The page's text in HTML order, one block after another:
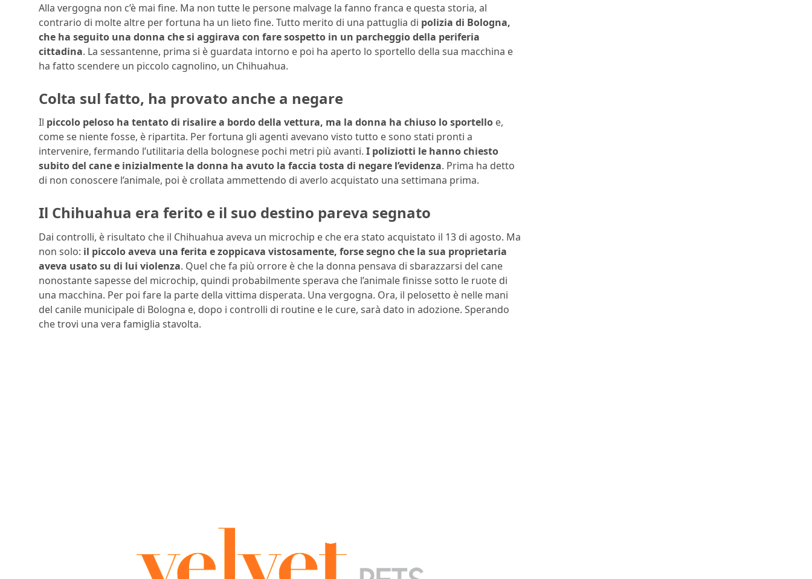
Alla vergogna non c’è mai fine. Ma non tutte le persone malvage la fanno franca e questa storia, al
contrario di molte altre per fortuna ha un lieto fine. Tutto merito di una pattuglia di polizia di Bologna,
che ha seguito una donna che si aggirava con fare sospetto in un parcheggio della periferia
cittadina. La sessantenne, prima si è guardata intorno e poi ha aperto lo sportello della sua macchina e
ha fatto scendere un piccolo cagnolino, un Chihuahua.
Colta sul fatto, ha provato anche a negare
Il piccolo peloso ha tentato di risalire a bordo della vettura, ma la donna ha chiuso lo sportello e,
come se niente fosse, è ripartita. Per fortuna gli agenti avevano visto tutto e sono stati pronti a
intervenire, fermando l’utilitaria della bolognese pochi metri più avanti. I poliziotti le hanno chiesto
subito del cane e inizialmente la donna ha avuto la faccia tosta di negare l’evidenza. Prima ha detto
di non conoscere l’animale, poi è crollata ammettendo di averlo acquistato una settimana prima.
Il Chihuahua era ferito e il suo destino pareva segnato
Dai controlli, è risultato che il Chihuahua aveva un microchip e che era stato acquistato il 13 di agosto. Ma
non solo: il piccolo aveva una ferita e zoppicava vistosamente, forse segno che la sua proprietaria
aveva usato su di lui violenza. Quel che fa più orrore è che la donna pensava di sbarazzarsi del cane
nonostante sapesse del microchip, quindi probabilmente sperava che l’animale finisse sotto le ruote di
una macchina. Per poi fare la parte della vittima disperata. Una vergogna. Ora, il pelosetto è nelle mani
del canile municipale di Bologna e, dopo i controlli di routine e le cure, sarà dato in adozione. Sperando
che trovi una vera famiglia stavolta.